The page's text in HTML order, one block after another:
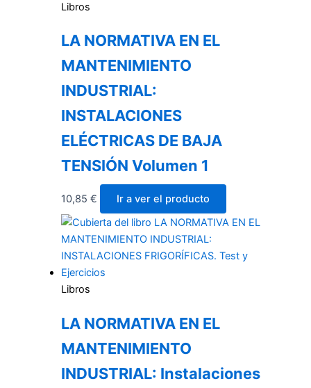
Libros
LA NORMATIVA EN EL
MANTENIMIENTO
INDUSTRIAL:
INSTALACIONES
ELÉCTRICAS DE BAJA
TENSIÓN Volumen 1
10,85 € Ir a ver el producto
Libros
LA NORMATIVA EN EL
MANTENIMIENTO
INDUSTRIAL: Instalaciones